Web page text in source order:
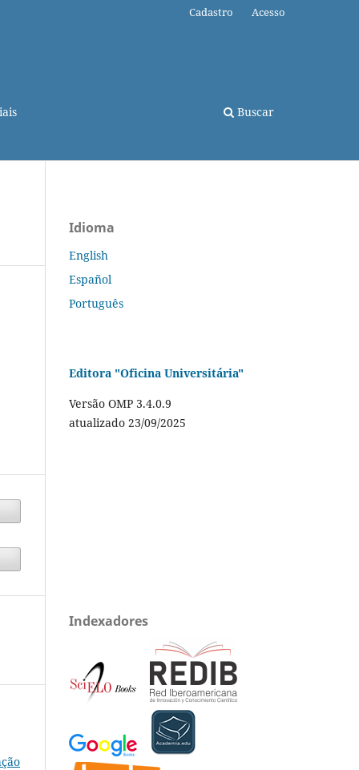
Buscar
Cadastro Acesso
Idioma
English
Español
Português
Editora "Oficina Universitária"
Versão OMP 3.4.0.9
atualizado 23/09/2025
Indexadores